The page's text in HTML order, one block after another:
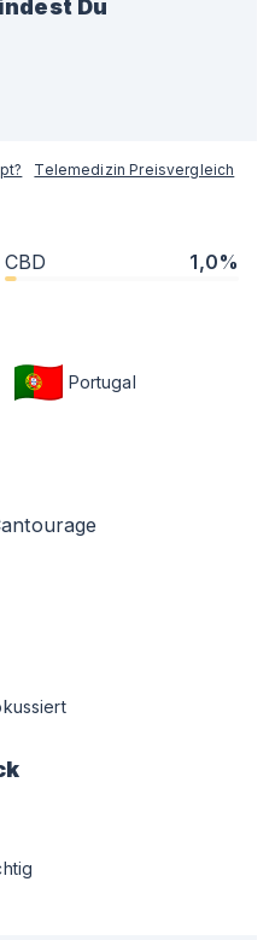
Du
Telemedizin Preisvergleich
CBD 1,0%
Portugal